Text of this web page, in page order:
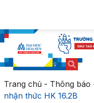
Trang chủ- Thông báo
nhận thức HK 16.2B